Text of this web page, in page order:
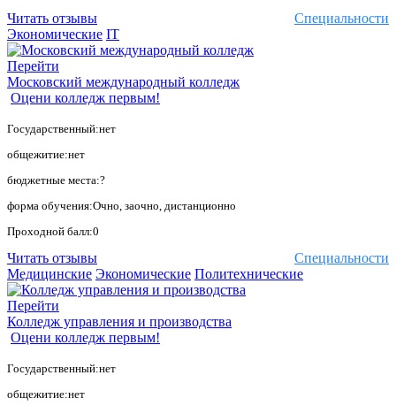
Специальности
Читать отзывы
Экономические IT
Перейти
Московский международный колледж
Оцени колледж первым!
Государственный:нет
общежитие:нет
бюджетные места:?
форма обучения:Очно, заочно, дистанционно
Проходной балл:0
Специальности
Читать отзывы
Медицинские Экономические Политехнические
Перейти
Колледж управления и производства
Оцени колледж первым!
Государственный:нет
общежитие:нет